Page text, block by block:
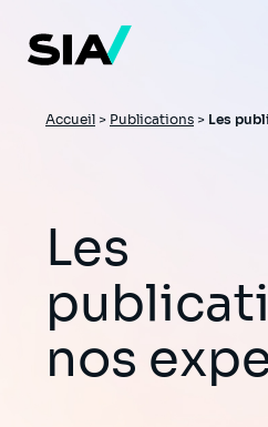
contenu
principal
Fil
Accueil > Publications > Les
Les
nos